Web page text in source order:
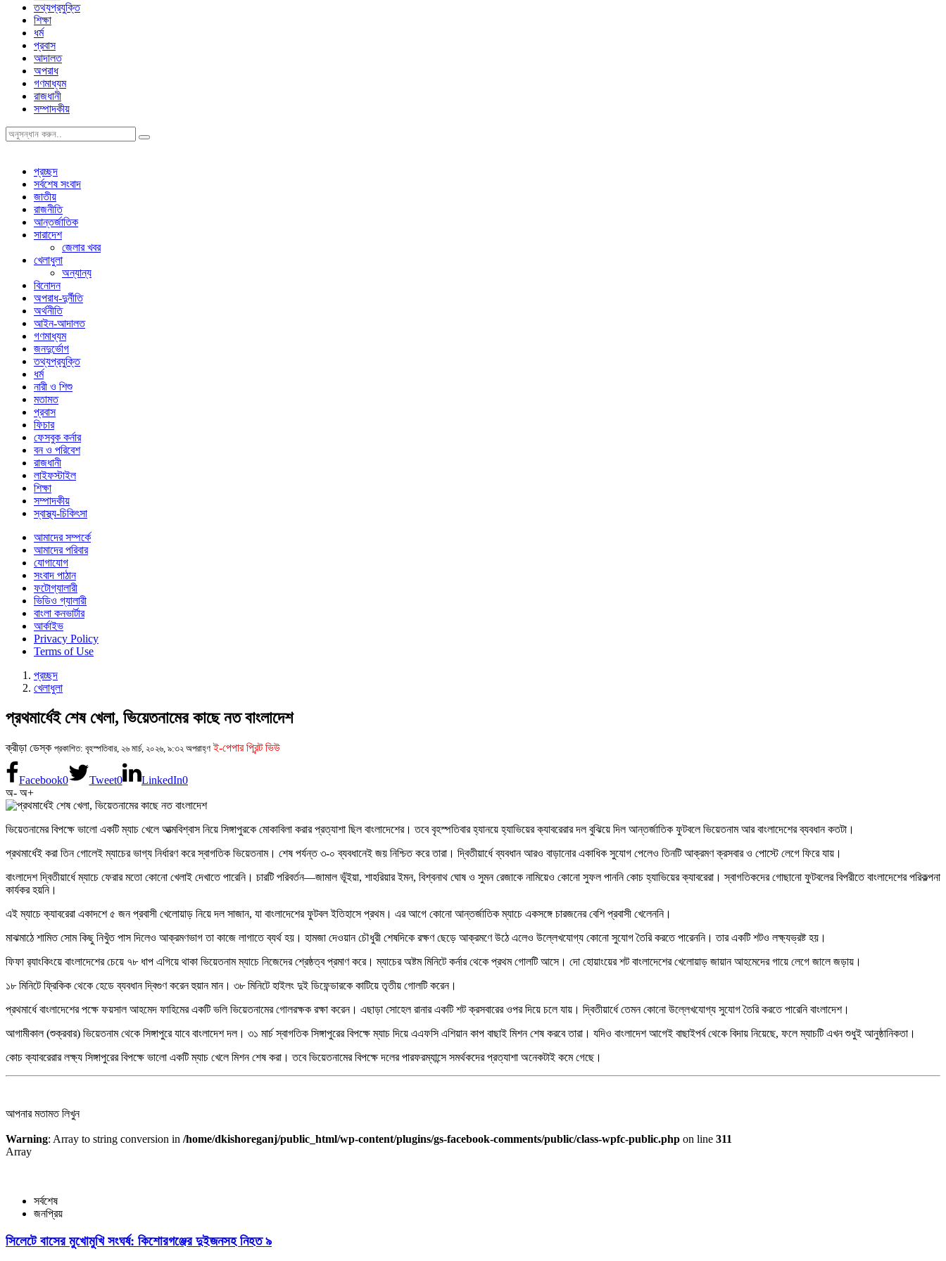
তথ্যপ্রযুক্তি
শিক্ষা
ধর্ম
প্রবাস
আদালত
অপরাধ
গণমাধ্যম
রাজধানী
সম্পাদকীয়
প্রচ্ছদ
সর্বশেষ সংবাদ
জাতীয়
রাজনীতি
আন্তর্জাতিক
সারাদেশ
জেলার খবর
খেলাধুলা
অন্যান্য
বিনোদন
অপরাধ-দুর্নীতি
অর্থনীতি
আইন-আদালত
গণমাধ্যম
জনদুর্ভোগ
তথ্যপ্রযুক্তি
ধর্ম
নারী ও শিশু
মতামত
প্রবাস
ফিচার
ফেসবুক কর্নার
বন ও পরিবেশ
রাজধানী
লাইফস্টাইল
শিক্ষা
সম্পাদকীয়
স্বাস্থ্য-চিকিৎসা
আমাদের সম্পর্কে
আমাদের পরিবার
যোগাযোগ
সংবাদ পাঠান
ফটোগ্যালারী
ভিডিও গ্যালারী
বাংলা কনভার্টার
আর্কাইভ
Privacy Policy
Terms of Use
প্রচ্ছদ
খেলাধুলা
প্রথমার্ধেই শেষ খেলা, ভিয়েতনামের কাছে নত বাংলাদেশ
ক্রীড়া ডেস্ক প্রকাশিত: বৃহস্পতিবার, ২৬ মার্চ, ২০২৬, ৯:৩২ অপরাহ্ণ ই-পেপার প্রিন্ট ভিউ
Facebook0 Tweet0 LinkedIn0
অ- অ+
ভিয়েতনামের বিপক্ষে ভালো একটি ম্যাচ খেলে আত্মবিশ্বাস নিয়ে সিঙ্গাপুরকে মোকাবিলা করার প্রত্যাশা ছিল বাংলাদেশের। তবে বৃহস্পতিবার হ্যানয়ে হ্যাভিয়ের ক্যাবরেরার দল বুঝিয়ে দিল আন্তর্জাতিক ফুটবলে ভিয়েতনাম আর বাংলাদেশের ব্যবধান কতটা।
প্রথমার্ধেই করা তিন গোলেই ম্যাচের ভাগ্য নির্ধারণ করে স্বাগতিক ভিয়েতনাম। শেষ পর্যন্ত ৩-০ ব্যবধানেই জয় নিশ্চিত করে তারা। দ্বিতীয়ার্ধে ব্যবধান আরও বাড়ানোর একাধিক সুযোগ পেলেও তিনটি আক্রমণ ক্রসবার ও পোস্টে লেগে ফিরে যায়।
বাংলাদেশ দ্বিতীয়ার্ধে ম্যাচে ফেরার মতো কোনো খেলাই দেখাতে পারেনি। চারটি পরিবর্তন—জামাল ভূঁইয়া, শাহরিয়ার ইমন, বিশ্বনাথ ঘোষ ও সুমন রেজাকে নামিয়েও কোনো সুফল পাননি কোচ হ্যাভিয়ের ক্যাবরেরা। স্বাগতিকদের গোছানো ফুটবলের বিপরীতে বাংলাদেশের পরিকল্পনা
কার্যকর হয়নি।
এই ম্যাচে ক্যাবরেরা একাদশে ৫ জন প্রবাসী খেলোয়াড় নিয়ে দল সাজান, যা বাংলাদেশের ফুটবল ইতিহাসে প্রথম। এর আগে কোনো আন্তর্জাতিক ম্যাচে একসঙ্গে চারজনের বেশি প্রবাসী খেলেননি।
মাঝমাঠে শামিত সোম কিছু নিখুঁত পাস দিলেও আক্রমণভাগ তা কাজে লাগাতে ব্যর্থ হয়। হামজা দেওয়ান চৌধুরী শেষদিকে রক্ষণ ছেড়ে আক্রমণে উঠে এলেও উল্লেখযোগ্য কোনো সুযোগ তৈরি করতে পারেননি। তার একটি শটও লক্ষ্যভ্রষ্ট হয়।
ফিফা র‌্যাংকিংয়ে বাংলাদেশের চেয়ে ৭৮ ধাপ এগিয়ে থাকা ভিয়েতনাম ম্যাচে নিজেদের শ্রেষ্ঠত্ব প্রমাণ করে। ম্যাচের অষ্টম মিনিটে কর্নার থেকে প্রথম গোলটি আসে। দো হোয়াংয়ের শট বাংলাদেশের খেলোয়াড় জায়ান আহমেদের গায়ে লেগে জালে জড়ায়।
১৮ মিনিটে ফ্রিকিক থেকে হেডে ব্যবধান দ্বিগুণ করেন হুয়ান মান। ৩৮ মিনিটে হাইলং দুই ডিফেন্ডারকে কাটিয়ে তৃতীয় গোলটি করেন।
প্রথমার্ধে বাংলাদেশের পক্ষে ফয়সাল আহমেদ ফাহিমের একটি ভলি ভিয়েতনামের গোলরক্ষক রক্ষা করেন। এছাড়া সোহেল রানার একটি শট ক্রসবারের ওপর দিয়ে চলে যায়। দ্বিতীয়ার্ধে তেমন কোনো উল্লেখযোগ্য সুযোগ তৈরি করতে পারেনি বাংলাদেশ।
আগামীকাল (শুক্রবার) ভিয়েতনাম থেকে সিঙ্গাপুরে যাবে বাংলাদেশ দল। ৩১ মার্চ স্বাগতিক সিঙ্গাপুরের বিপক্ষে ম্যাচ দিয়ে এএফসি এশিয়ান কাপ বাছাই মিশন শেষ করবে তারা। যদিও বাংলাদেশ আগেই বাছাইপর্ব থেকে বিদায় নিয়েছে, ফলে ম্যাচটি এখন শুধুই আনুষ্ঠানিকতা।
কোচ ক্যাবরেরার লক্ষ্য সিঙ্গাপুরের বিপক্ষে ভালো একটি ম্যাচ খেলে মিশন শেষ করা। তবে ভিয়েতনামের বিপক্ষে দলের পারফরম্যান্সে সমর্থকদের প্রত্যাশা অনেকটাই কমে গেছে।
আপনার মতামত লিখুন
Warning: Array to string conversion in /home/dkishoreganj/public_html/wp-content/plugins/gs-facebook-comments/public/class-wpfc-public.php on line 311
Array
সর্বশেষ
জনপ্রিয়
সিলেটে বাসের মুখোমুখি সংঘর্ষ: কিশোরগঞ্জের দুইজনসহ নিহত ৯